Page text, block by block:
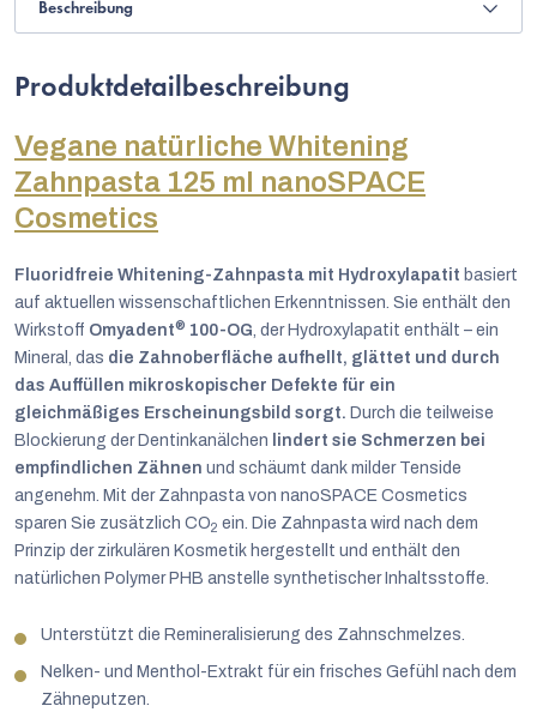
Beschreibung
Produktdetailbeschreibung
Vegane natürliche Whitening
Zahnpasta 125 ml nanoSPACE
Cosmetics
Fluoridfreie Whitening-Zahnpasta mit Hydroxylapatit basiert
auf aktuellen wissenschaftlichen Erkenntnissen. Sie enthält den
Wirkstoff Omyadent® 100-OG, der Hydroxylapatit enthält – ein
Mineral, das die Zahnoberfläche aufhellt, glättet und durch
das Auffüllen mikroskopischer Defekte für ein
gleichmäßiges Erscheinungsbild sorgt. Durch die teilweise
Blockierung der Dentinkanälchen lindert sie Schmerzen bei
empfindlichen Zähnen und schäumt dank milder Tenside
angenehm. Mit der Zahnpasta von nanoSPACE Cosmetics
sparen Sie zusätzlich CO2 ein. Die Zahnpasta wird nach dem
Prinzip der zirkulären Kosmetik hergestellt und enthält den
natürlichen Polymer PHB anstelle synthetischer Inhaltsstoffe.
Unterstützt die Remineralisierung des Zahnschmelzes.
Nelken- und Menthol-Extrakt für ein frisches Gefühl nach dem
Zähneputzen.